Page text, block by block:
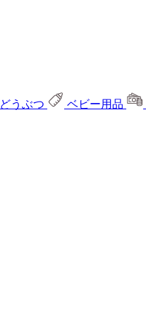
どうぶつ ベビー用品